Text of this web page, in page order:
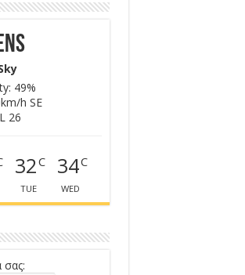
49%
h SE
26
32C
TUE
34C
WED